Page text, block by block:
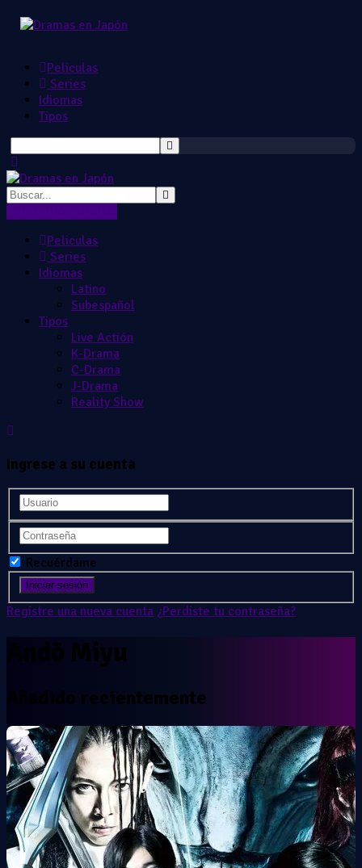
Peliculas
Series
Idiomas
Tipos
Peliculas
Series
Idiomas
Latino
Subespañol
Tipos
Live Actión
K-Drama
C-Drama
J-Drama
Reality Show
Ingrese a su cuenta
Recuérdame
Registre una nueva cuenta ¿Perdiste tu contraseña?
Andō Miyu
Añadido recientemente